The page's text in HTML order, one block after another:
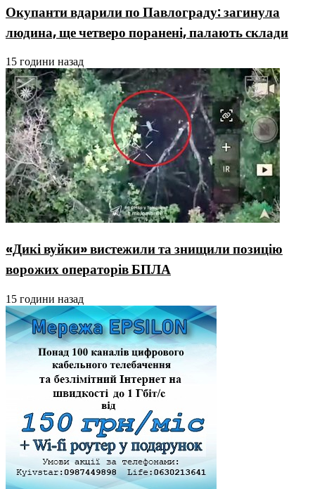
Окупанти вдарили по Павлограду: загинула
людина, ще четверо поранені, палають склади
15 години назад
«Дикі вуйки» вистежили та знищили позицію
ворожих операторів БПЛА
15 години назад